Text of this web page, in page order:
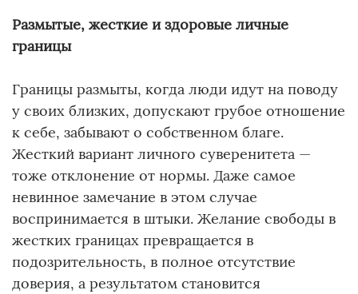
Размытые, жесткие и здоровые личные
границы
Границы размыты, когда люди идут на поводу
у своих близких, допускают грубое отношение
к себе, забывают о собственном благе.
Жесткий вариант личного суверенитета —
тоже отклонение от нормы. Даже самое
невинное замечание в этом случае
воспринимается в штыки. Желание свободы в
жестких границах превращается в
подозрительность, в полное отсутствие
доверия, а результатом становится